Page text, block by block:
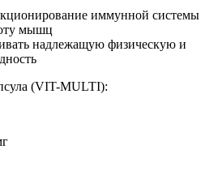
иммунной системы
мышц
надлежащую физическую и
(VIT-MULTI):